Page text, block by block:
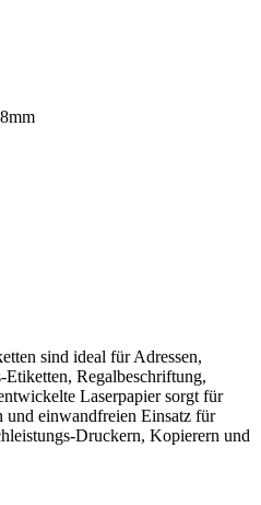
sind ideal für Adressen,
Regalbeschriftung,
Laserpapier sorgt für
und einwandfreien Einsatz für
Druckern, Kopierern und